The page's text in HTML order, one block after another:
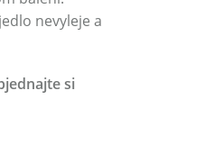
nevyleje a
si